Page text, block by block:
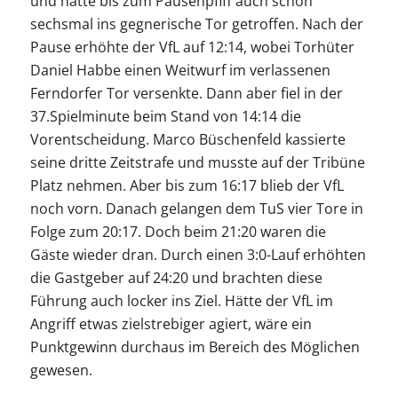
sechsmal ins gegnerische Tor getroffen. Nach der
Pause erhöhte der VfL auf 12:14, wobei Torhüter
Daniel Habbe einen Weitwurf im verlassenen
Ferndorfer Tor versenkte. Dann aber fiel in der
37.Spielminute beim Stand von 14:14 die
Vorentscheidung. Marco Büschenfeld kassierte
seine dritte Zeitstrafe und musste auf der Tribüne
Platz nehmen. Aber bis zum 16:17 blieb der VfL
noch vorn. Danach gelangen dem TuS vier Tore in
Folge zum 20:17. Doch beim 21:20 waren die
Gäste wieder dran. Durch einen 3:0-Lauf erhöhten
die Gastgeber auf 24:20 und brachten diese
Führung auch locker ins Ziel. Hätte der VfL im
Angriff etwas zielstrebiger agiert, wäre ein
Punktgewinn durchaus im Bereich des Möglichen
gewesen.